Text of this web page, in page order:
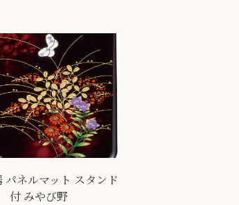
パネルマット スタンド
付 みやび野